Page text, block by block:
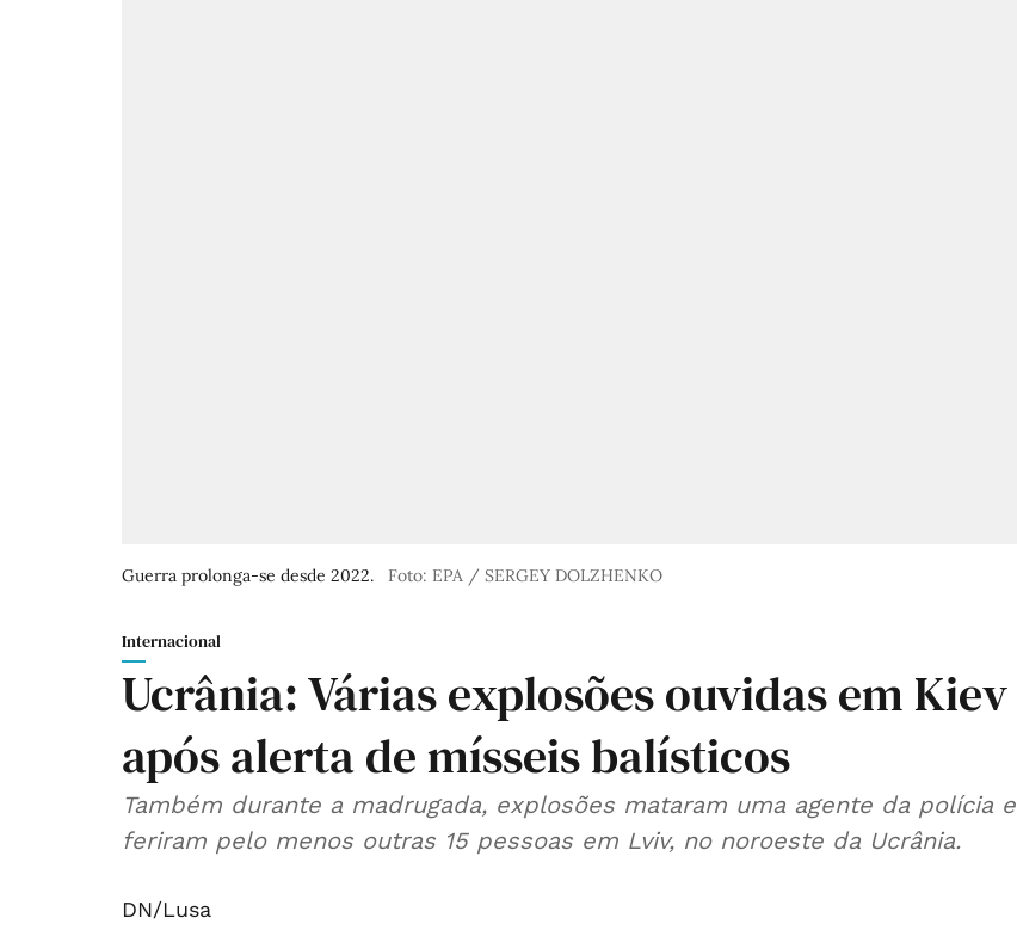
Guerra prolonga-se desde 2022. Foto: EPA / SERGEY DOLZHENKO
Internacional
Ucrânia: Várias explosões ouvidas em Kiev
após alerta de mísseis balísticos
Também durante a madrugada, explosões mataram uma agente da polícia e
feriram pelo menos outras 15 pessoas em Lviv, no noroeste da Ucrânia.
DN/Lusa